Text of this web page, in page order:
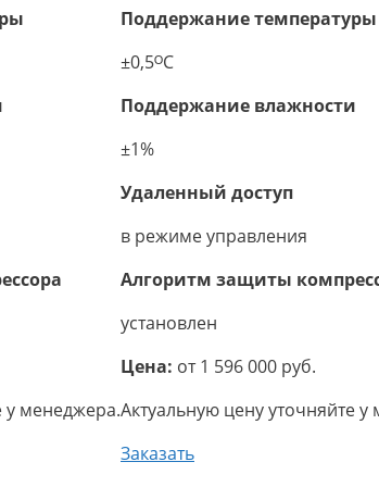
у менеджера.
Поддержание температуры
±0,5ᴼС
Поддержание влажности
±1%
Удаленный доступ
в режиме управления
Алгоритм защиты
установлен
Цена: от 1 596 000 руб.
Актуальную цену уточняйте
Заказать